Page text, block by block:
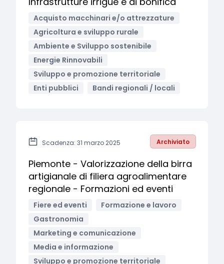
Acquisto macchinari e/o attrezzature
Agricoltura e sviluppo rurale
Ambiente e Sviluppo sostenibile
Energie Rinnovabili
Sviluppo e promozione territoriale
Enti pubblici
Bandi regionali / locali
Scadenza: 31 marzo 2025 Archiviato
Piemonte - Valorizzazione della birra
artigianale di filiera agroalimentare
regionale - Formazioni ed eventi
Fiere ed eventi
Formazione e lavoro
Gastronomia
Marketing e comunicazione
Media e informazione
Sviluppo e promozione territoriale